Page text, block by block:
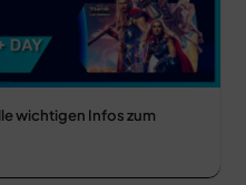
wichtigen Infos zum